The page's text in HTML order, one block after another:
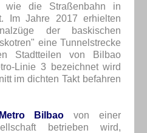
wie die Straßenbahn in
Im Jahre 2017 erhielten
der baskischen
eine Tunnelstrecke
Stadtteilen von Bilbao
Linie 3 bezeichnet wird
im dichten Takt befahren
Bilbao von einer
betrieben wird,